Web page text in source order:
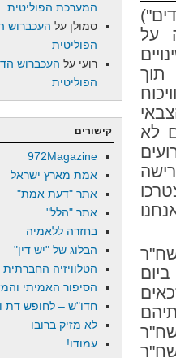
על
תוך
לא
המערכת הפוליטית
סמולן על העכברוש
הפוליטית
רועי על העכברוש
הפוליטית
קישורים
972Magazine
אמת מארץ ישראל
אתר "דעת אמת"
אתר "הלל"
בחזרה ללאמיה
הבלוג של "יש דין"
הטלוויזיה החברתית
הסיפור האמיתי
חדו"ש – לחופש דת
לא מזיק ברובו
עמודו!